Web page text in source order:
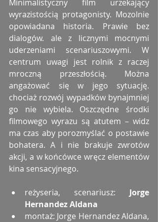
Minimalistyczny film urzekający
wyrazistością protagonisty. Mozolnie
opowiadana historia. Prawie bez
dialogów. ale z licznymi mocnymi
uderzeniami scenariuszowymi. W
centrum uwagi jest rolnik z raczej
mroczną przeszłością. Można
angażować się w jego sytuację.
chociaż rozwój wypadków bynajmniej
go nie wybiela. Oszczędne środki
filmowego wyrazu są atutem – widz
ma czas aby porozmyślać o postawie
bohatera. A i nie brakuje zwrotów
akcji, a w końcówce wręcz elementów
kina sensacyjnego.
reżyseria, scenariusz: Jorge
Hernandez Aldana